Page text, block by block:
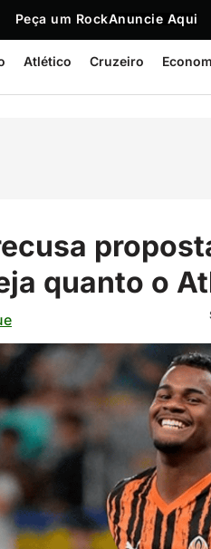
Peça um RockAnuncie Aqui
Atlético Cruzeiro
quanto o